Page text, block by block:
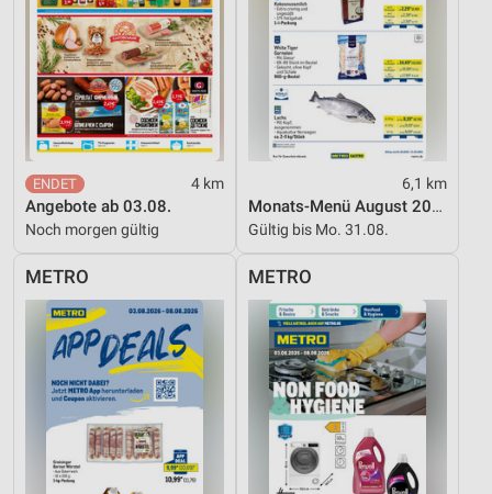
4 km
Angebote ab 03.08.
Noch morgen gültig
6,1 km
Monats-Menü August 2026
Gültig bis Mo. 31.08.
METRO METRO